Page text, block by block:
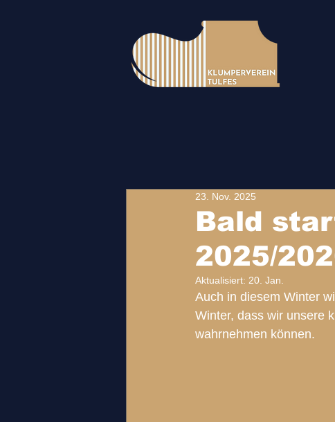
Bald
2025/
23. Nov. 2025
Aktualisiert: 20. Jan.
Auch in diesem Winter
Winter, dass wir unsere
wahrnehmen können.